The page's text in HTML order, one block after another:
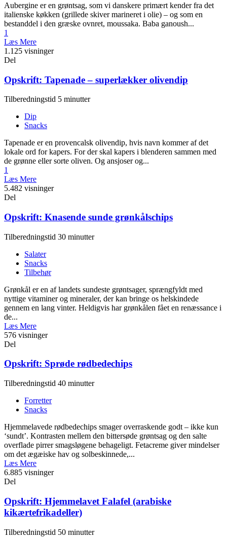
Aubergine er en grøntsag, som vi danskere primært kender fra det
italienske køkken (grillede skiver marineret i olie) – og som en
bestanddel i den græske ovnret, moussaka. Baba ganoush...
1
Læs Mere
1.125 visninger
Del
Opskrift: Tapenade – superlækker olivendip
Tilberedningstid 5 minutter
Dip
Snacks
Tapenade er en provencalsk olivendip, hvis navn kommer af det
lokale ord for kapers. For der skal kapers i blenderen sammen med
de grønne eller sorte oliven. Og ansjoser og...
1
Læs Mere
5.482 visninger
Del
Opskrift: Knasende sunde grønkålschips
Tilberedningstid 30 minutter
Salater
Snacks
Tilbehør
Grønkål er en af landets sundeste grøntsager, sprængfyldt med
nyttige vitaminer og mineraler, der kan bringe os helskindede
gennem en lang vinter. Heldigvis har grønkålen fået en renæssance i
de...
Læs Mere
576 visninger
Del
Opskrift: Sprøde rødbedechips
Tilberedningstid 40 minutter
Forretter
Snacks
Hjemmelavede rødbedechips smager overraskende godt – ikke kun
‘sundt’. Kontrasten mellem den bittersøde grøntsag og den salte
overflade pirrer smagsløgene behageligt. Fetacreme giver mindelser
om det ægæiske hav og solbeskinnede,...
Læs Mere
6.885 visninger
Del
Opskrift: Hjemmelavet Falafel (arabiske
kikærtefrikadeller)
Tilberedningstid 50 minutter